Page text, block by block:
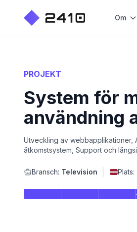
Om
PROJEKT
System för
användning
Utveckling av webbapplikationer,
åtkomstsystem, Support och
Bransch: Television Plats: